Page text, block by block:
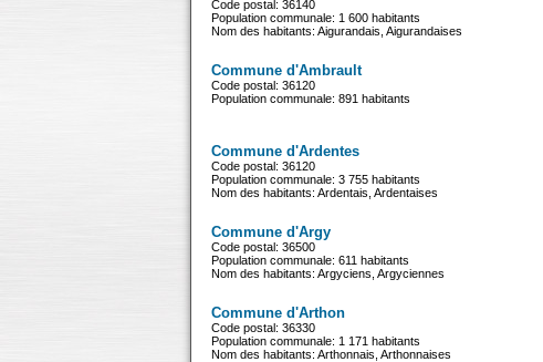
Code postal: 36140
Population communale: 1 600 habitants
Nom des habitants: Aigurandais, Aigurandaises
Commune d'Ambrault
Code postal: 36120
Population communale: 891 habitants
Commune d'Ardentes
Code postal: 36120
Population communale: 3 755 habitants
Nom des habitants: Ardentais, Ardentaises
Commune d'Argy
Code postal: 36500
Population communale: 611 habitants
Nom des habitants: Argyciens, Argyciennes
Commune d'Arthon
Code postal: 36330
Population communale: 1 171 habitants
Nom des habitants: Arthonnais, Arthonnaises